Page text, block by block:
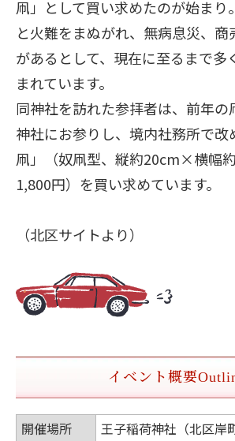
凧」として買い求めたのが始まり
と火難をまぬがれ、無病息災、
があるとして、現在に至るまで多
まれています。
同神社を訪れた参拝者は、前年の
神社にお参りし、境内社務所で改
凧」（奴凧型、縦約20cm×横幅
1,800円）を買い求めています。
（北区サイトより）
イベント概要
開催場所
王子稲荷神社（北区岸